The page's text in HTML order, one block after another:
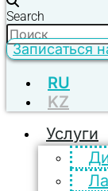
Search
Записаться
RU
KZ
Услуги